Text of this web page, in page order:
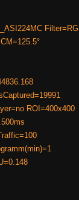
ROI=400x400